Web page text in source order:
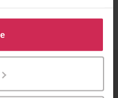
ditt samtykke til å
Du kan også
formål ved å klikke